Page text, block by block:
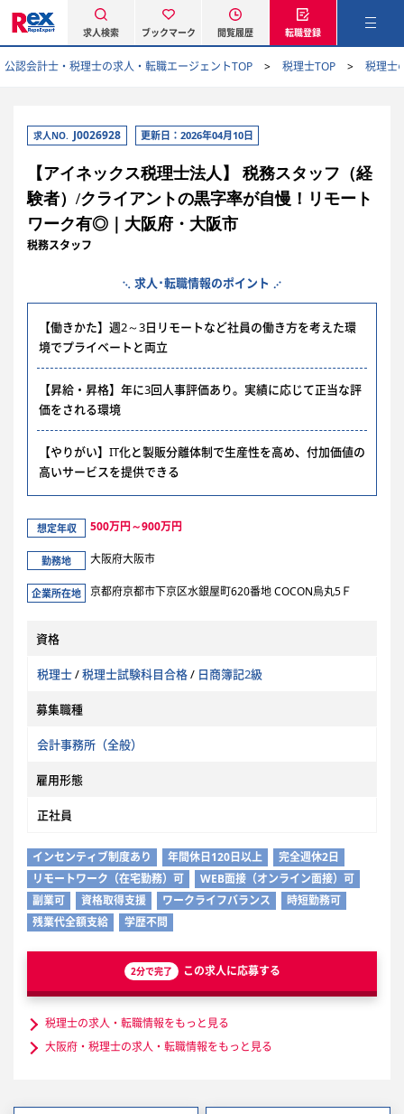
求人検索 ブックマーク 閲覧履歴 転職登録
公認会計士・税理士の求人・転職エージェントTOP 税理士TOP 税理士
求人NO. J0026928 更新日：2026年04月10日
【アイネックス税理士法人】 税務スタッフ（経
験者）/クライアントの黒字率が自慢！リモート
ワーク有◎｜大阪府・大阪市
税務スタッフ
求人･転職情報のポイント
【働きかた】週2～3日リモートなど社員の働き方を考えた環
境でプライベートと両立
【昇給・昇格】年に3回人事評価あり。実績に応じて正当な評
価をされる環境
【やりがい】IT化と製販分離体制で生産性を高め、付加価値の
高いサービスを提供できる
想定年収 500万円～900万円
勤務地 大阪府大阪市
企業所在地 京都府京都市下京区水銀屋町620番地 COCON烏丸5Ｆ
資格
税理士/税理士試験科目合格/ 日商簿記2級
募集職種
会計事務所（全般）
雇用形態
正社員
インセンティブ制度あり 年間休日120日以上
完全週休2日
リモートワーク（在宅勤務）可
WEB面接（オンライン面接）可
副業可
資格取得支援 ワークライフバランス
時短勤務可
残業代全額支給
学歴不問
2分で完了 この求人に応募する
税理士の求人・転職情報をもっと見る
大阪府・税理士の求人・転職情報をもっと見る